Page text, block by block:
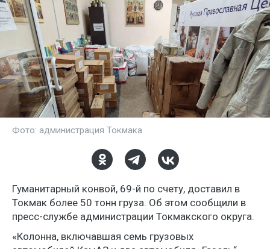
Фото: администрация Токмака
Гуманитарный конвой, 69-й по счету, доставил в
Токмак более 50 тонн груза. Об этом сообщили в
пресс-службе администрации Токмакского округа.
«Колонна, включавшая семь грузовых